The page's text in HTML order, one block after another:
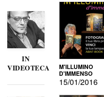
IN
VIDEOTECA
M'ILLUMINO
D'IMMENSO
15/01/2016